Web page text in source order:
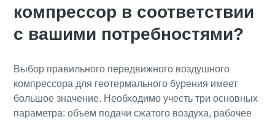
компрессор в соответствии
с вашими потребностями?
Выбор правильного передвижного воздушного
компрессора для геотермального бурения имеет
большое значение. Необходимо учесть три основных
параметра: объем подачи сжатого воздуха, рабочее